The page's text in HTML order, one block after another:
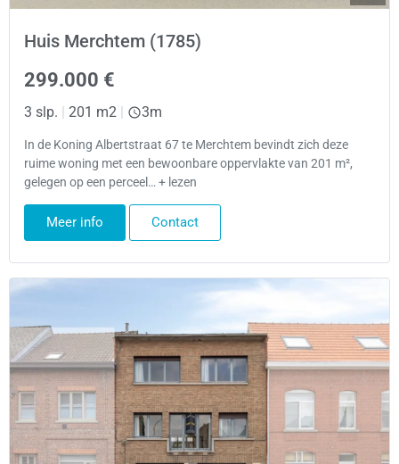
Huis Merchtem (1785)
299.000 €
3 slp. | 201 m2 | 3m
In de Koning Albertstraat 67 te Merchtem bevindt zich deze
ruime woning met een bewoonbare oppervlakte van 201 m²,
gelegen op een perceel… + lezen
Meer info Contact